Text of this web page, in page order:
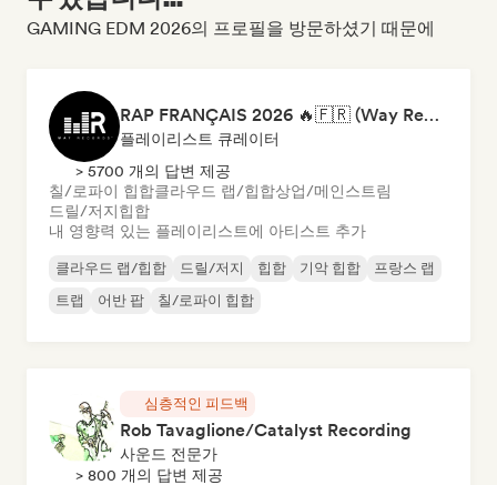
GAMING EDM 2026의 프로필을 방문하셨기 때문에
RAP FRANÇAIS 2026 🔥🇫🇷 (Way Records)
플레이리스트 큐레이터
> 5700 개의 답변 제공
칠/로파이 힙합클라우드 랩/힙합상업/메인스트림
드릴/저지힙합
내 영향력 있는 플레이리스트에 아티스트 추가
클라우드 랩/힙합 드릴/저지 힙합 기악 힙합
프랑스 랩
트랩
어반 팝 칠/로파이 힙합
심층적인 피드백
Rob Tavaglione/Catalyst Recording
사운드 전문가
> 800 개의 답변 제공